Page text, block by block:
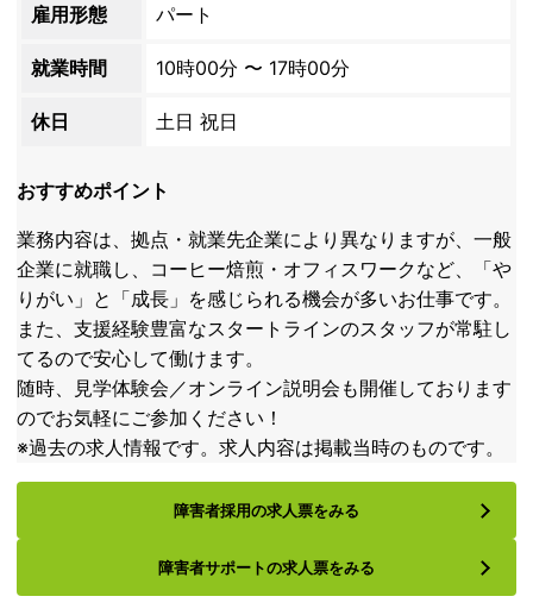
雇用形態 パート
就業時間 10時00分 〜 17時00分
休日 土日 祝日
おすすめポイント
業務内容は、拠点・就業先企業により異なりますが、一般
企業に就職し、コーヒー焙煎・オフィスワークなど、「や
りがい」と「成長」を感じられる機会が多いお仕事です。
また、支援経験豊富なスタートラインのスタッフが常駐し
てるので安心して働けます。
随時、見学体験会／オンライン説明会も開催しております
のでお気軽にご参加ください！
※過去の求人情報です。求人内容は掲載当時のものです。
障害者採用の求人票をみる
障害者サポートの求人票をみる